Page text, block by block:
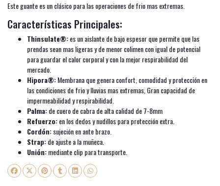
Este guante es un clásico para las operaciones de frio mas extremas.
Características Principales:
Thinsulate®:es un aislante de bajo espesor que permite que las
prendas sean mas ligeras y de menor colimen con igual de potencial
para guardar el calor corporal y con la mejor respirabilidad del
mercado.
Hipora®:Membrana que genera confort, comodidad y protección en
las condiciones de frio y lluvias mas extremas, Gran capacidad de
impermeabilidad y respirabilidad.
Palma:de cuero de cabra de alta calidad de 7-8mm
Refuerzo:en los dedos y nudillos para protección extra.
Cordón:sujeción en ante brazo.
Strap:de ajuste a la muñeca.
Unión:mediante clip para transporte.